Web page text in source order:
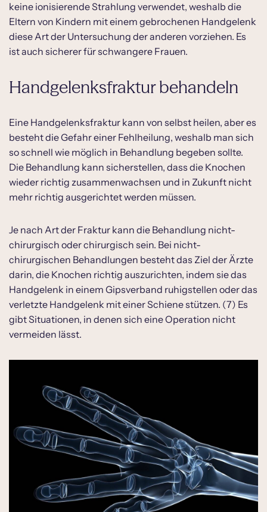
keine ionisierende Strahlung verwendet, weshalb die
Eltern von Kindern mit einem gebrochenen Handgelenk
diese Art der Untersuchung der anderen vorziehen. Es
ist auch sicherer für schwangere Frauen.
Handgelenksfraktur behandeln
Eine Handgelenksfraktur kann von selbst heilen, aber es
besteht die Gefahr einer Fehlheilung, weshalb man sich
so schnell wie möglich in Behandlung begeben sollte.
Die Behandlung kann sicherstellen, dass die Knochen
wieder richtig zusammenwachsen und in Zukunft nicht
mehr richtig ausgerichtet werden müssen.
Je nach Art der Fraktur kann die Behandlung nicht-
chirurgisch oder chirurgisch sein. Bei nicht-
chirurgischen Behandlungen besteht das Ziel der Ärzte
darin, die Knochen richtig auszurichten, indem sie das
Handgelenk in einem Gipsverband ruhigstellen oder das
verletzte Handgelenk mit einer Schiene stützen. (7) Es
gibt Situationen, in denen sich eine Operation nicht
vermeiden lässt.